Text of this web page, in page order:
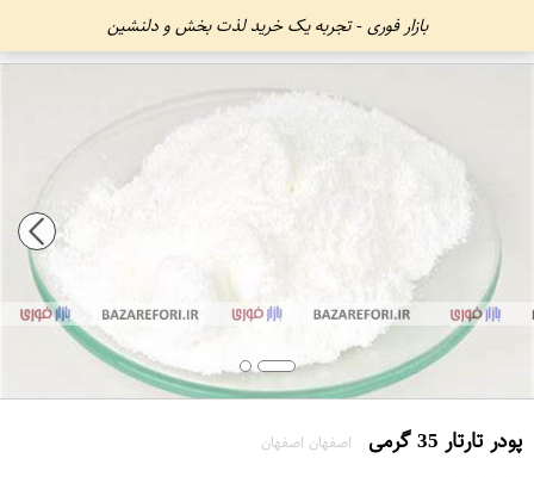
بازار فوری - تجربه یک خرید لذت بخش و دلنشین
پودر تارتار 35 گرمی اصفهان اصفهان